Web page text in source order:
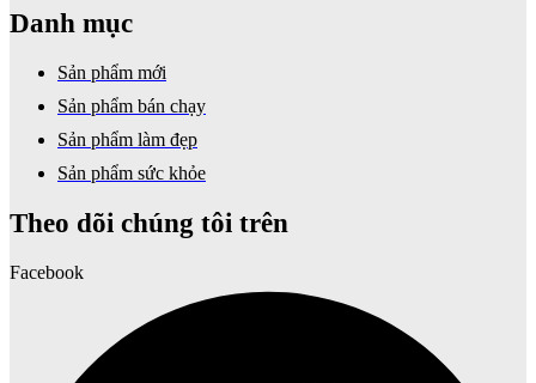
Danh mục
Sản phẩm mới
Sản phẩm bán chạy
Sản phẩm làm đẹp
Sản phẩm sức khỏe
Theo dõi chúng tôi trên
Facebook